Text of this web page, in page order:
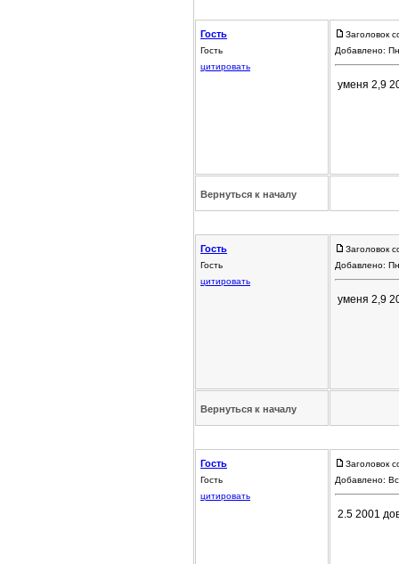
Гость
Гость
цитировать
Заголовок
Добавлено:
уменя 2,9
Вернуться к началу
Гость
Гость
цитировать
Заголовок
Добавлено:
уменя 2,9
Вернуться к началу
Гость
Гость
цитировать
Заголовок
Добавлено:
2.5 2001